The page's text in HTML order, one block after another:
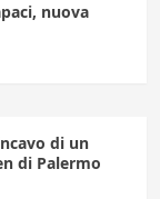
nuova
di un
di Palermo